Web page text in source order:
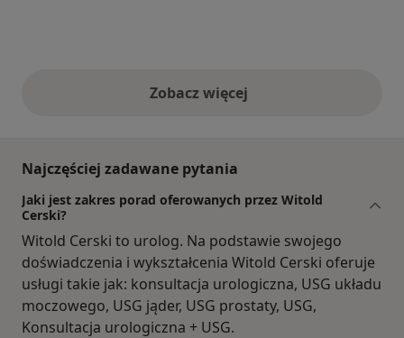
Zobacz więcejopinie powyżej
Najczęściej zadawane pytania
Jaki jest zakres porad oferowanych przez Witold
Cerski?
Witold Cerski to urolog. Na podstawie swojego
doświadczenia i wykształcenia Witold Cerski oferuje
usługi takie jak: konsultacja urologiczna, USG układu
moczowego, USG jąder, USG prostaty, USG,
Konsultacja urologiczna + USG.